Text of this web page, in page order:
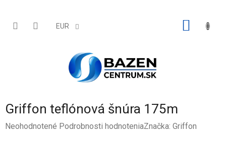
obsah
EUR
Griffon teflónová šnúra 175m
Priemerné
Neohodnotené Podrobnosti hodnoteniaZnačka: Griffon